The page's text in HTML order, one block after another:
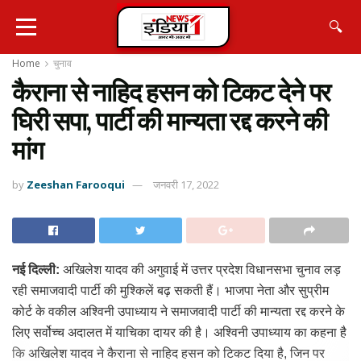
🔍
Home चुनाव
कैराना से नाहिद हसन को टिकट देने पर
घिरी सपा, पार्टी की मान्यता रद्द करने की
मांग
by Zeeshan Farooqui जनवरी 17, 2022
नई दिल्ली: अखिलेश यादव की अगुवाई में उत्तर प्रदेश विधानसभा चुनाव लड़
रही समाजवादी पार्टी की मुश्किलें बढ़ सकती हैं। भाजपा नेता और सुप्रीम
कोर्ट के वकील अश्विनी उपाध्याय ने समाजवादी पार्टी की मान्यता रद्द करने के
लिए सर्वोच्च अदालत में याचिका दायर की है। अश्विनी उपाध्याय का कहना है
कि अखिलेश यादव ने कैराना से नाहिद हसन को टिकट दिया है, जिन पर